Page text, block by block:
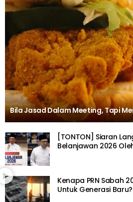
Bila Jasad Dalam Meeting, Tapi
[TONTON] Siaran
Belanjawan 2026
Kenapa PRN Sabah
Untuk Generasi Baru?